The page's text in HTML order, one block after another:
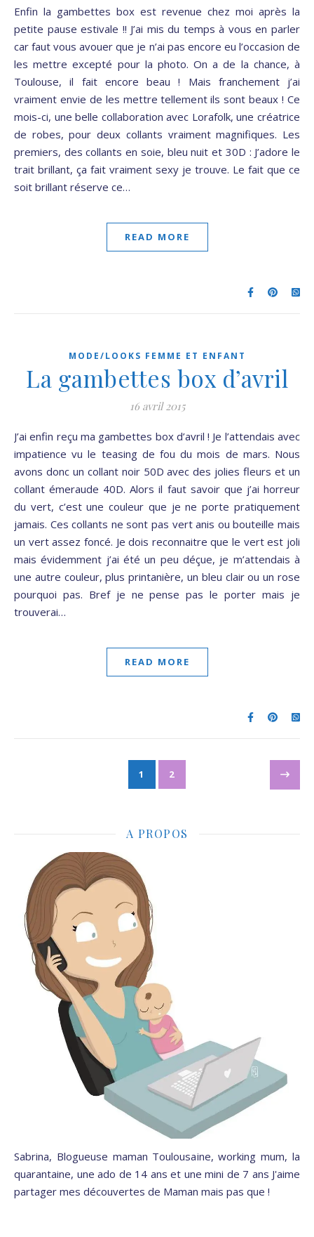
Enfin la gambettes box est revenue chez moi après la
petite pause estivale !! J’ai mis du temps à vous en parler
car faut vous avouer que je n’ai pas encore eu l’occasion de
les mettre excepté pour la photo. On a de la chance, à
Toulouse, il fait encore beau ! Mais franchement j’ai
vraiment envie de les mettre tellement ils sont beaux ! Ce
mois-ci, une belle collaboration avec Lorafolk, une créatrice
de robes, pour deux collants vraiment magnifiques. Les
premiers, des collants en soie, bleu nuit et 30D : J’adore le
trait brillant, ça fait vraiment sexy je trouve. Le fait que ce
soit brillant réserve ce…
READ MORE
MODE/LOOKS FEMME ET ENFANT
La gambettes box d’avril
16 avril 2015
J’ai enfin reçu ma gambettes box d’avril ! Je l’attendais avec
impatience vu le teasing de fou du mois de mars. Nous
avons donc un collant noir 50D avec des jolies fleurs et un
collant émeraude 40D. Alors il faut savoir que j’ai horreur
du vert, c’est une couleur que je ne porte pratiquement
jamais. Ces collants ne sont pas vert anis ou bouteille mais
un vert assez foncé. Je dois reconnaitre que le vert est joli
mais évidemment j’ai été un peu déçue, je m’attendais à
une autre couleur, plus printanière, un bleu clair ou un rose
pourquoi pas. Bref je ne pense pas le porter mais je
trouverai…
READ MORE
1 2
A PROPOS
Sabrina, Blogueuse maman Toulousaine, working mum, la
quarantaine, une ado de 14 ans et une mini de 7 ans J'aime
partager mes découvertes de Maman mais pas que !